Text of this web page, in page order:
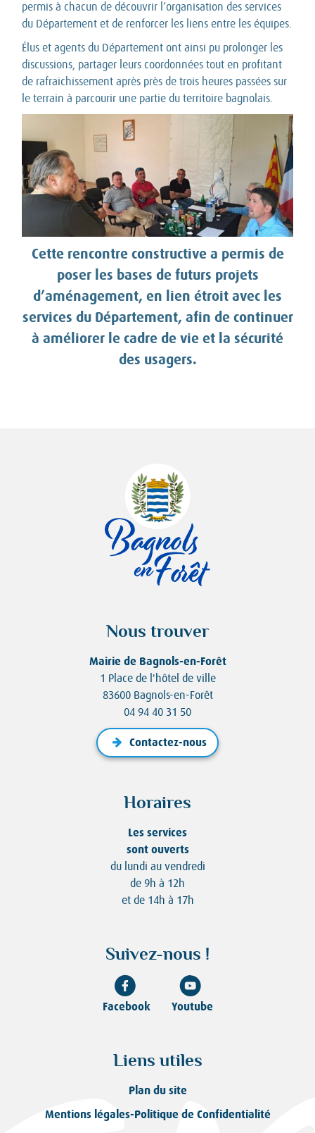
permis à chacun de découvrir l’organisation des services
du Département et de renforcer les liens entre les équipes.
Élus et agents du Département ont ainsi pu prolonger les
discussions, partager leurs coordonnées tout en profitant
de rafraichissement après près de trois heures passées sur
le terrain à parcourir une partie du territoire bagnolais.
Cette rencontre constructive a permis de
poser les bases de futurs projets
d’aménagement, en lien étroit avec les
services du Département, afin de continuer
à améliorer le cadre de vie et la sécurité
des usagers.
Nous trouver
Mairie de Bagnols-en-Forêt
1 Place de l'hôtel de ville
83600 Bagnols-en-Forêt
04 94 40 31 50
Contactez-nous
Horaires
Les services
sont ouverts
du lundi au vendredi
de 9h à 12h
et de 14h à 17h
Suivez-nous !
Facebook Youtube
Liens utiles
Plan du site
Mentions légales-Politique de Confidentialité